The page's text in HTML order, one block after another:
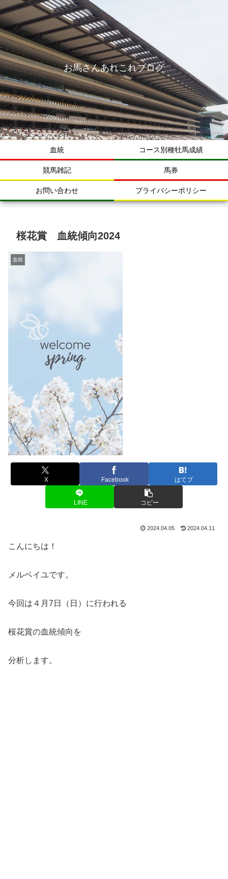
お馬さんあれこれブログ
血統 コース別種牡馬成績
競馬雑記 馬券
お問い合わせ プライバシーポリシー
桜花賞 血統傾向2024
血統
X Facebook はてブ
LINE コピー
2024.04.05 2024.04.11
こんにちは！
メルベイユです。
今回は４月7日（日）に行われる
桜花賞の血統傾向を
分析します。